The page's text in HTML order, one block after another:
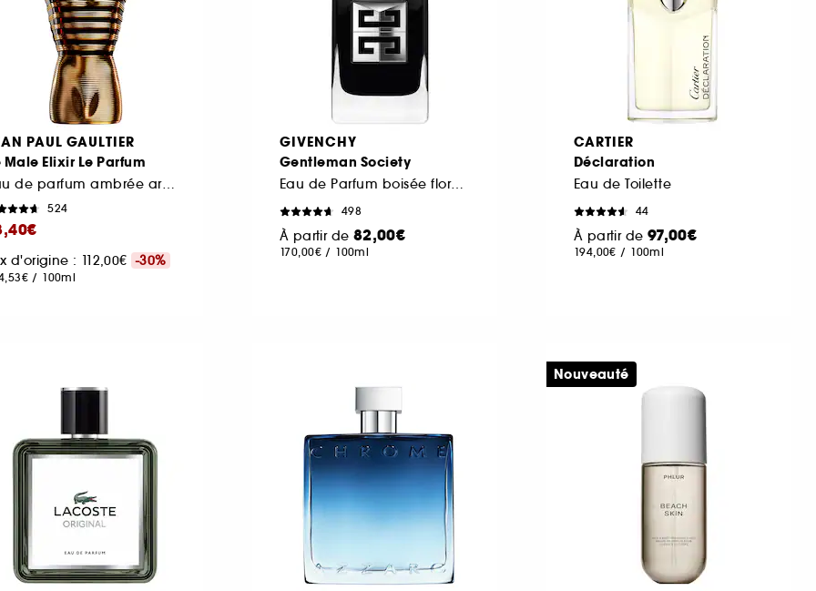
PAUL GAULTIER
Male Elixir Le Parfum
Eau de parfum ambrée aromatique boisée
524
d'origine : 112,00€ -30%
/ 100ml
GIVENCHY
Gentleman Society
Eau de Parfum boisée florale aromatique pour homme
498
À partir de 82,00€
170,00€ / 100ml
CARTIER
Déclaration
Eau de Toilette
44
À partir de 97,00€
194,00€ / 100ml
Nouveauté